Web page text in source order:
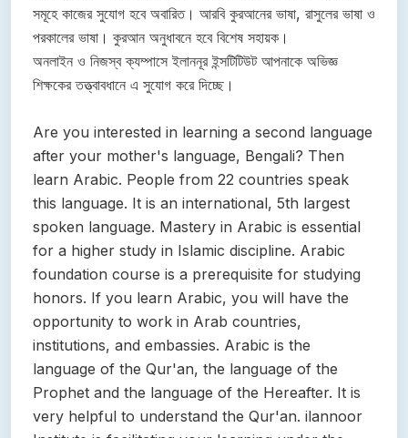
সমূহে কাজের সুযোগ হবে অবারিত। আরবি কুরআনের ভাষা, রাসুলের ভাষা ও
পরকালের ভাষা। কুরআন অনুধাবনে হবে বিশেষ সহায়ক।
অনলাইন ও নিজস্ব ক্যম্পাসে ইলাননূর ইন্সটিটিউট আপনাকে অভিজ্ঞ
শিক্ষকের তত্ত্বাবধানে এ সুযোগ করে দিচ্ছে।
Are you interested in learning a second language
after your mother's language, Bengali? Then
learn Arabic. People from 22 countries speak
this language. It is an international, 5th largest
spoken language. Mastery in Arabic is essential
for a higher study in Islamic discipline. Arabic
foundation course is a prerequisite for studying
honors. If you learn Arabic, you will have the
opportunity to work in Arab countries,
institutions, and embassies. Arabic is the
language of the Qur'an, the language of the
Prophet and the language of the Hereafter. It is
very helpful to understand the Qur'an. ilannoor